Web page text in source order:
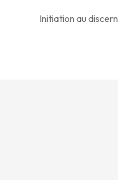
Initiation au